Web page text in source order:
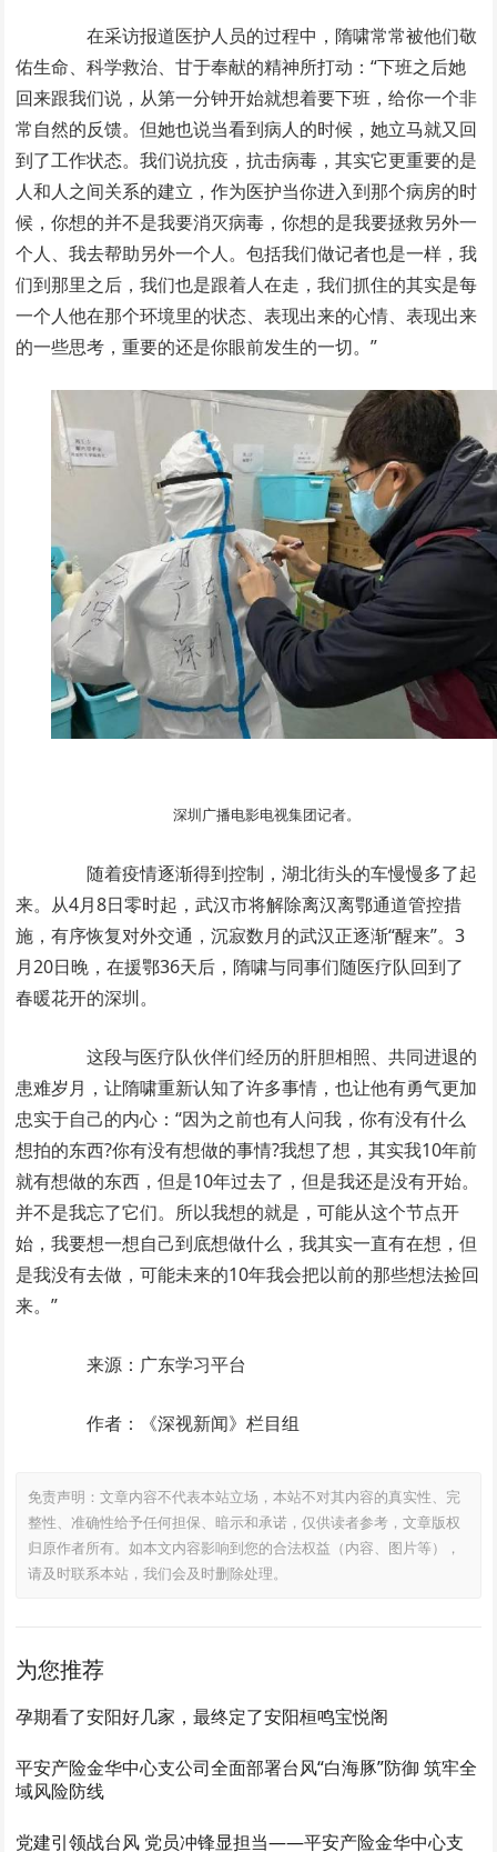
在采访报道医护人员的过程中，隋啸常常被他们敬
佑生命、科学救治、甘于奉献的精神所打动：“下班之后她
回来跟我们说，从第一分钟开始就想着要下班，给你一个非
常自然的反馈。但她也说当看到病人的时候，她立马就又回
到了工作状态。我们说抗疫，抗击病毒，其实它更重要的是
人和人之间关系的建立，作为医护当你进入到那个病房的时
候，你想的并不是我要消灭病毒，你想的是我要拯救另外一
个人、我去帮助另外一个人。包括我们做记者也是一样，我
们到那里之后，我们也是跟着人在走，我们抓住的其实是每
一个人他在那个环境里的状态、表现出来的心情、表现出来
的一些思考，重要的还是你眼前发生的一切。”
深圳广播电影电视集团记者。
随着疫情逐渐得到控制，湖北街头的车慢慢多了起
来。从4月8日零时起，武汉市将解除离汉离鄂通道管控措
施，有序恢复对外交通，沉寂数月的武汉正逐渐“醒来”。3
月20日晚，在援鄂36天后，隋啸与同事们随医疗队回到了
春暖花开的深圳。
这段与医疗队伙伴们经历的肝胆相照、共同进退的
患难岁月，让隋啸重新认知了许多事情，也让他有勇气更加
忠实于自己的内心：“因为之前也有人问我，你有没有什么
想拍的东西?你有没有想做的事情?我想了想，其实我10年前
就有想做的东西，但是10年过去了，但是我还是没有开始。
并不是我忘了它们。所以我想的就是，可能从这个节点开
始，我要想一想自己到底想做什么，我其实一直有在想，但
是我没有去做，可能未来的10年我会把以前的那些想法捡回
来。”
来源：广东学习平台
作者：《深视新闻》栏目组
免责声明：文章内容不代表本站立场，本站不对其内容的真实性、完
整性、准确性给予任何担保、暗示和承诺，仅供读者参考，文章版权
归原作者所有。如本文内容影响到您的合法权益（内容、图片等），
请及时联系本站，我们会及时删除处理。
为您推荐
孕期看了安阳好几家，最终定了安阳桓鸣宝悦阁
平安产险金华中心支公司全面部署台风“白海豚”防御 筑牢全
域风险防线
党建引领战台风 党员冲锋显担当——平安产险金华中心支